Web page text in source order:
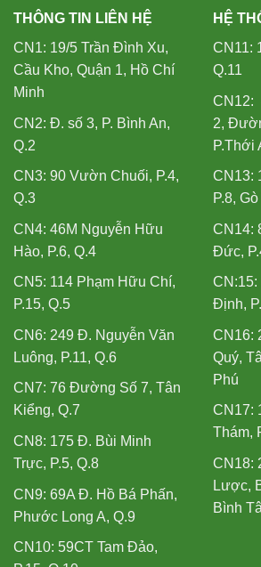
THÔNG TIN LIÊN HỆ
CN1: 19/5 Trần Đình Xu,
Cầu Kho, Quận 1, Hồ Chí
Minh
CN2: Đ. số 3, P. Bình An,
Q.2
CN3: 90 Vườn Chuối, P.4,
Q.3
CN4: 46M Nguyễn Hữu
Hào, P.6, Q.4
CN5: 114 Phạm Hữu Chí,
P.15, Q.5
CN6: 249 Đ. Nguyễn Văn
Luông, P.11, Q.6
CN7: 76 Đường Số 7, Tân
Kiểng, Q.7
CN8: 175 Đ. Bùi Minh
Trực, P.5, Q.8
CN9: 69A Đ. Hồ Bá Phấn,
Phước Long A, Q.9
CN10: 59CT Tam Đảo,
HỆ
CN11:
Q.11
CN12:
2,
P.Thới
CN13:
P.8,
CN14:
Đức,
CN:15:
Định,
CN16:
Quý,
Phú
CN17:
Thám,
CN18:
Lược,
Bình